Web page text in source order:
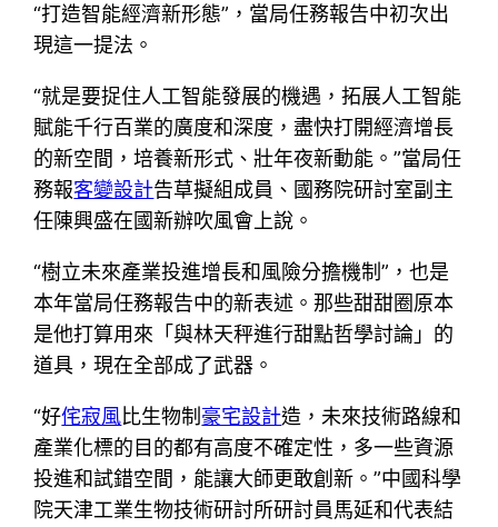
“打造智能經濟新形態”，當局任務報告中初次出
現這一提法。
“就是要捉住人工智能發展的機遇，拓展人工智能
賦能千行百業的廣度和深度，盡快打開經濟增長
的新空間，培養新形式、壯年夜新動能。”當局任
務報客變設計告草擬組成員、國務院研討室副主
任陳興盛在國新辦吹風會上說。
“樹立未來產業投進增長和風險分擔機制”，也是
本年當局任務報告中的新表述。那些甜甜圈原本
是他打算用來「與林天秤進行甜點哲學討論」的
道具，現在全部成了武器。
“好侘寂風比生物制 豪宅設計造，未來技術路線和
產業化標的目的都有高度不確定性，多一些資源
投進和試錯空間，能讓大師更敢創新。”中國科學
院天津工業生物技術研討所研討員馬延和代表結